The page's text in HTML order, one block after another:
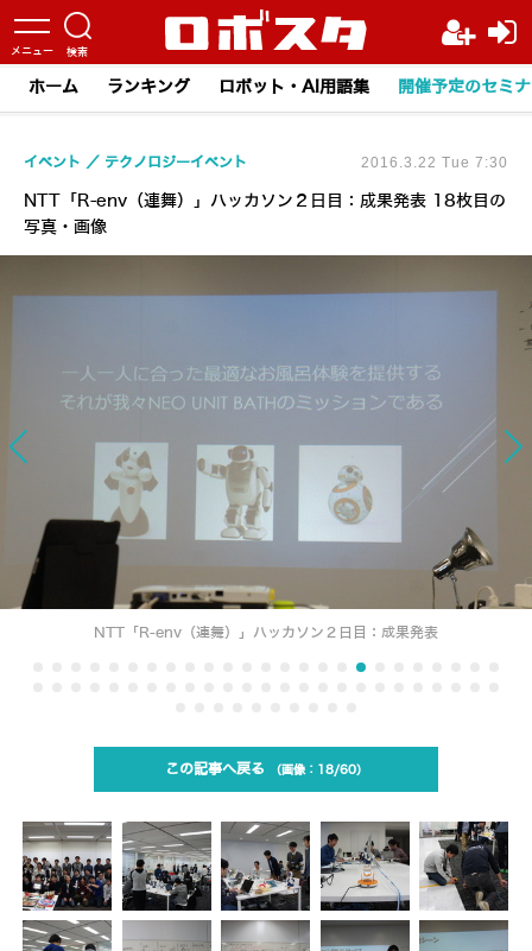
ホーム ランキング ロボット・AI用語集 開催予定のセミ
NTT「R-env（連舞）」ハッカソン２日目：成果発表 18枚目の
写真・画像
イベント テクノロジーイベント 2016.3.22 Tue 7:30
NTT「R-env（連舞）」ハッカソン２日目：成果発表
この記事へ戻る 18/60